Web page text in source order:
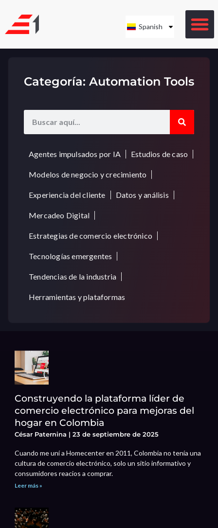
Spanish
Categoría: Automation Tools
Agentes impulsados por IA Estudios de caso
Modelos de negocio y crecimiento
Experiencia del cliente Datos y análisis
Mercadeo Digital
Estrategias de comercio electrónico
Tecnologías emergentes
Tendencias de la industria
Herramientas y plataformas
Construyendo la plataforma líder de
comercio electrónico para mejoras del
hogar en Colombia
César Paternina 23 de septiembre de 2025
Cuando me uní a Homecenter en 2011, Colombia no tenía una
cultura de comercio electrónico, solo un sitio informativo y
consumidores reacios a comprar.
Leer más »